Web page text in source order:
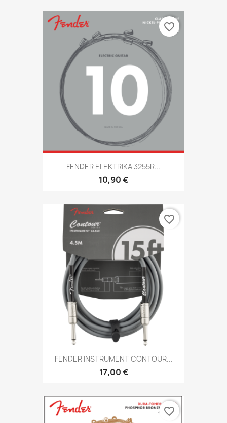
FENDER ELEKTRIKA 3255R...
10,90 €
favorite_border
FENDER INSTRUMENT CONTOUR...
17,00 €
favorite_border
favorite_border